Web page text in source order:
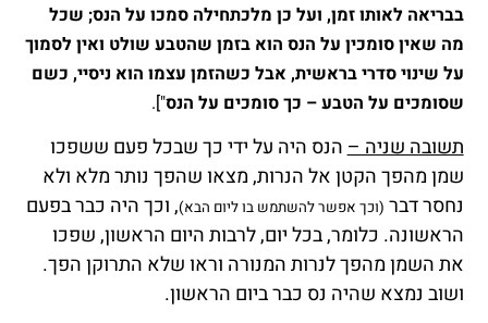
בבריאה לאותו זמן, ועל כן מלכתחילה סמכו על הנס; שכל
מה שאין סומכין על הנס הוא בזמן שהטבע שולט ואין לסמוך
על שינוי סדרי בראשית, אבל כשהזמן עצמו הוא ניסיי, כשם
שסומכים על הטבע – כך סומכים על הנס"].
תשובה שניה –הנס היה על ידי כך שבכל פעם ששפכו
שמן מהפך הקטן אל הנרות, מצאו שהפך נותר מלא ולא
נחסר דבר (וכך אפשר להשתמש בו ליום הבא), וכך היה כבר בפעם
הראשונה. כלומר, בכל יום, לרבות היום הראשון, שפכו
את השמן מהפך לנרות המנורה וראו שלא התרוקן הפך.
ושוב נמצא שהיה נס כבר ביום הראשון.